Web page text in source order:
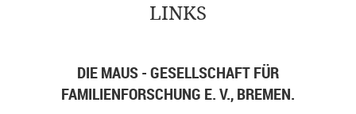
LINKS
DIE MAUS - GESELLSCHAFT FÜR
FAMILIENFORSCHUNG E. V., BREMEN.